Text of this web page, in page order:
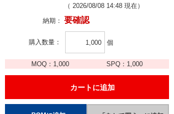
（ 2026/08/08 14:48 現在）
納期： 要確認
購入数量 個
MOQ： 1,000 SPQ： 1,000